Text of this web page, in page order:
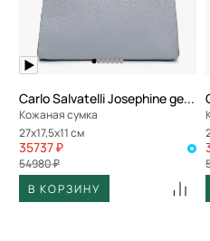
Carlo Salvatelli Josephine gemma
Кожаная сумка
27x17,5x11 см
35737 ₽
54980 ₽
В КОРЗИНУ